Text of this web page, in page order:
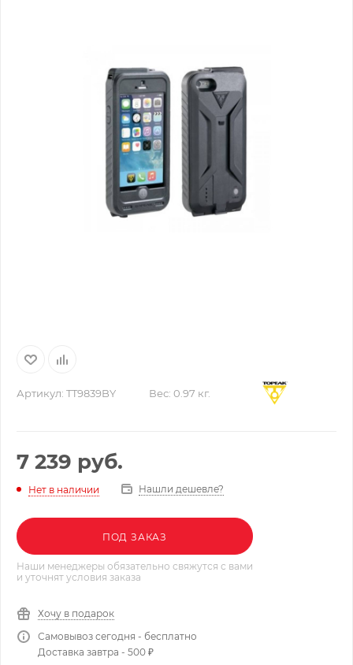
Артикул: TT9839BY Вес: 0.97 кг.
7 239 руб.
Нет в наличии Нашли дешевле?
ПОД ЗАКАЗ
Наши менеджеры обязательно свяжутся с вами
и уточнят условия заказа
Хочу в подарок
Самовывоз сегодня - бесплатно
Доставка завтра - 500 ₽